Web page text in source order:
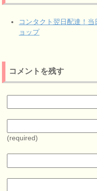
コンタクト翌日配達！
ョップ
コメントを残す
(required)